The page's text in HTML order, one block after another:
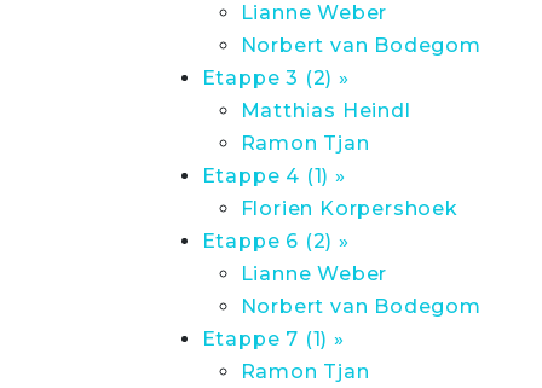
Lianne Weber
Norbert van Bodegom
Etappe 3 (2) »
Matthias Heindl
Ramon Tjan
Etappe 4 (1) »
Florien Korpershoek
Etappe 6 (2) »
Lianne Weber
Norbert van Bodegom
Etappe 7 (1) »
Ramon Tjan